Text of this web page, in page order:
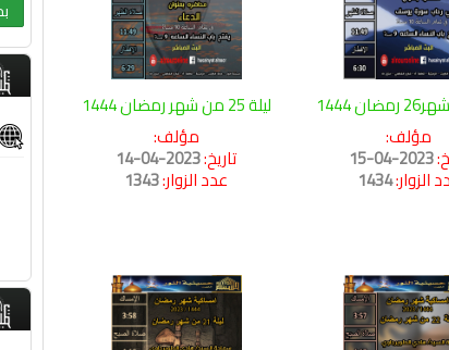
1444
مؤلف:
2023-04-15
الزوار:1434
ليلة 25 من شهر رمضان 1444
مؤلف:
تاريخ:2023-04-14
عدد الزوار:1343